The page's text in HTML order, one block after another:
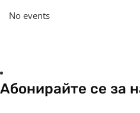
No events
Абонирайте се за